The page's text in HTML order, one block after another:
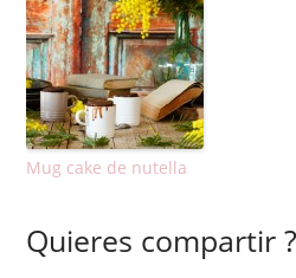
Mug cake de nutella
Quieres compartir ?